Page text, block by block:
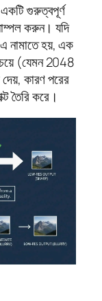
একটি গুরুত্বপূর্ণ
করুন। যদি
হয়, এক
(যেমন 2048
কারণ পরের
তৈরি করে।